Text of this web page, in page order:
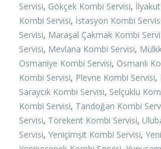
Servisi, Gökçek Kombi Servisi,
Kombi Servisi, İstasyon Kombi Servisi
Servisi, Maraşal Çakmak Kombi
Servisi, Mevlana Kombi Servisi,
Osmaniye Kombi Servisi, Osmanlı
Kombi Servisi, Plevne Kombi Servisi,
Saraycık Kombi Servisi, Selçuklu
Kombi Servisi, Tandoğan Kombi
Servisi, Törekent Kombi Servisi,
Servisi, Yeniçimşit Kombi Servisi,